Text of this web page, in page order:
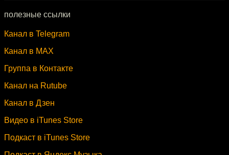
полезные ссылки
Канал в Telegram
Канал в MAX
Группа в Контакте
Канал на Rutube
Канал в Дзен
Видео в iTunes Store
Подкаст в iTunes Store